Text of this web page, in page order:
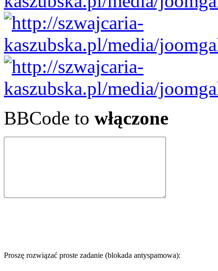
BBCode to włączone
Proszę rozwiązać proste zadanie (blokada antyspamowa):